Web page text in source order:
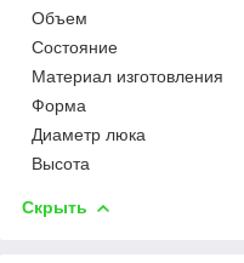
Объем
Состояние
Материал изготовления
Форма
Диаметр люка
Высота
Скрыть